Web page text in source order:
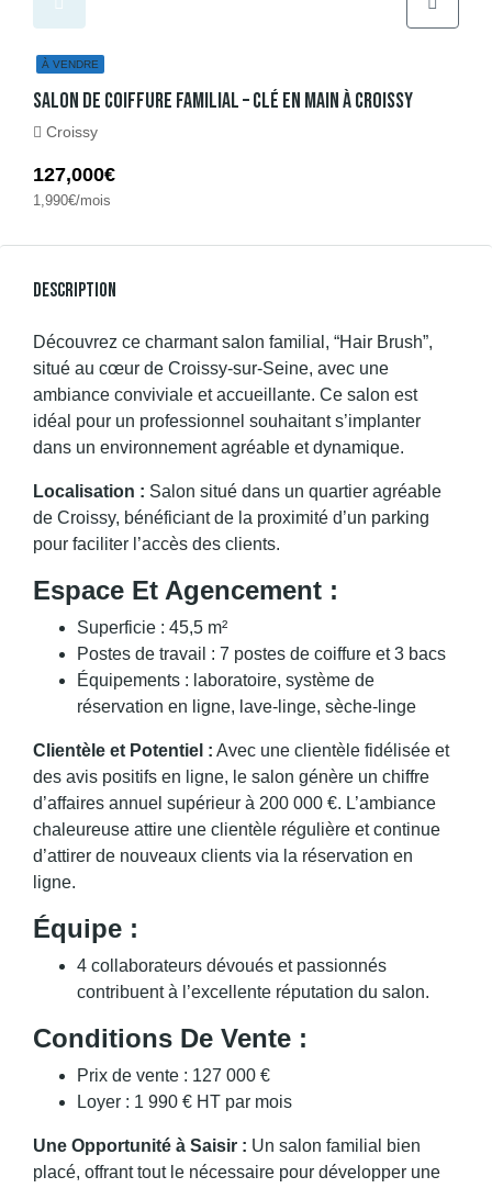
À VENDRE
Salon De Coiffure Familial – Clé En Main À Croissy
Croissy
127,000€
1,990€/mois
Description
Découvrez ce charmant salon familial, “Hair Brush”,
situé au cœur de Croissy-sur-Seine, avec une
ambiance conviviale et accueillante. Ce salon est
idéal pour un professionnel souhaitant s’implanter
dans un environnement agréable et dynamique.
Localisation : Salon situé dans un quartier agréable
de Croissy, bénéficiant de la proximité d’un parking
pour faciliter l’accès des clients.
Espace Et Agencement :
Superficie : 45,5 m²
Postes de travail : 7 postes de coiffure et 3 bacs
Équipements : laboratoire, système de
réservation en ligne, lave-linge, sèche-linge
Clientèle et Potentiel : Avec une clientèle fidélisée et
des avis positifs en ligne, le salon génère un chiffre
d’affaires annuel supérieur à 200 000 €. L’ambiance
chaleureuse attire une clientèle régulière et continue
d’attirer de nouveaux clients via la réservation en
ligne.
Équipe :
4 collaborateurs dévoués et passionnés
contribuent à l’excellente réputation du salon.
Conditions De Vente :
Prix de vente : 127 000 €
Loyer : 1 990 € HT par mois
Une Opportunité à Saisir : Un salon familial bien
placé, offrant tout le nécessaire pour développer une